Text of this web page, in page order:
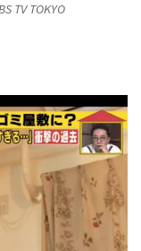
TV TOKYO